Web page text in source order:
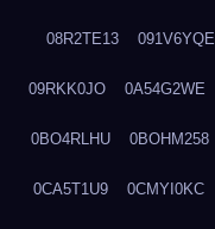
08R2TE13 091V6YQE
09RKK0JO 0A54G2WE
0BO4RLHU 0BOHM258
0CA5T1U9 0CMYI0KC